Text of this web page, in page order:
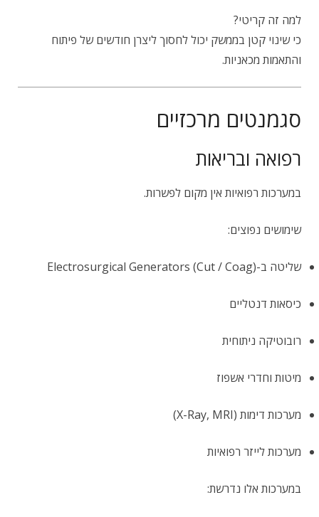
למה זה קריטי?
כי שינוי קטן בממשק יכול לחסוך ליצרן חודשים של פיתוח
והתאמות מכאניות.
סגמנטים מרכזיים
רפואה ובריאות
במערכות רפואיות אין מקום לפשרות.
שימושים נפוצים:
שליטה ב-Electrosurgical Generators (Cut / Coag)
כיסאות דנטליים
רובוטיקה ניתוחית
מיטות וחדרי אשפוז
מערכות דימות (X-Ray, MRI)
מערכות לייזר רפואיות
במערכות אלו נדרשת: